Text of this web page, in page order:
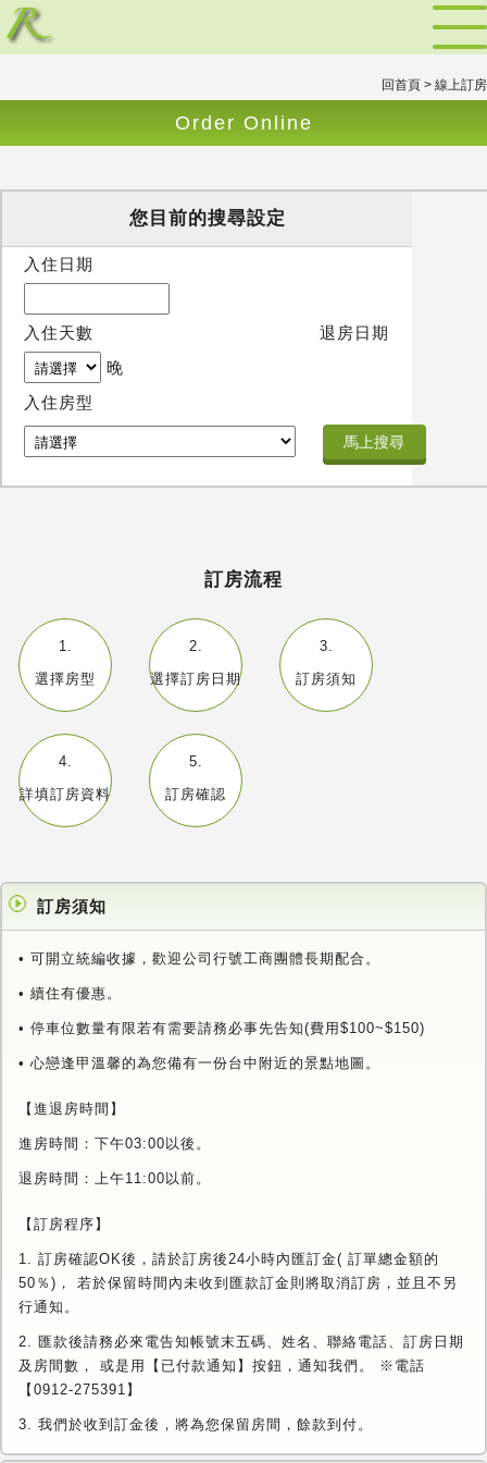
回首頁 > 線上訂房
Order Online
您目前的搜尋設定
入住日期
入住天數
退房日期
晚
入住房型
訂房流程
1.
選擇房型
2.
選擇訂房日期
3.
訂房須知
4.
詳填訂房資料
5.
訂房確認
訂房須知
• 可開立統編收據，歡迎公司行號工商團體長期配合。
• 續住有優惠。
• 停車位數量有限若有需要請務必事先告知(費用$100~$150)
• 心戀逢甲溫馨的為您備有一份台中附近的景點地圖。
【進退房時間】
進房時間：下午03:00以後。
退房時間：上午11:00以前。
【訂房程序】
1. 訂房確認OK後，請於訂房後24小時內匯訂金( 訂單總金額的
50％)， 若於保留時間內未收到匯款訂金則將取消訂房，並且不另
行通知。
2. 匯款後請務必來電告知帳號末五碼、姓名、聯絡電話、訂房日期
及房間數， 或是用【已付款通知】按鈕，通知我們。 ※電話
【0912-275391】
3. 我們於收到訂金後，將為您保留房間，餘款到付。